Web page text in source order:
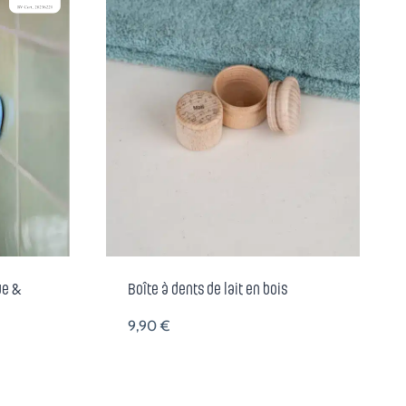
& Boîte à dents de lait en bois
9,90€